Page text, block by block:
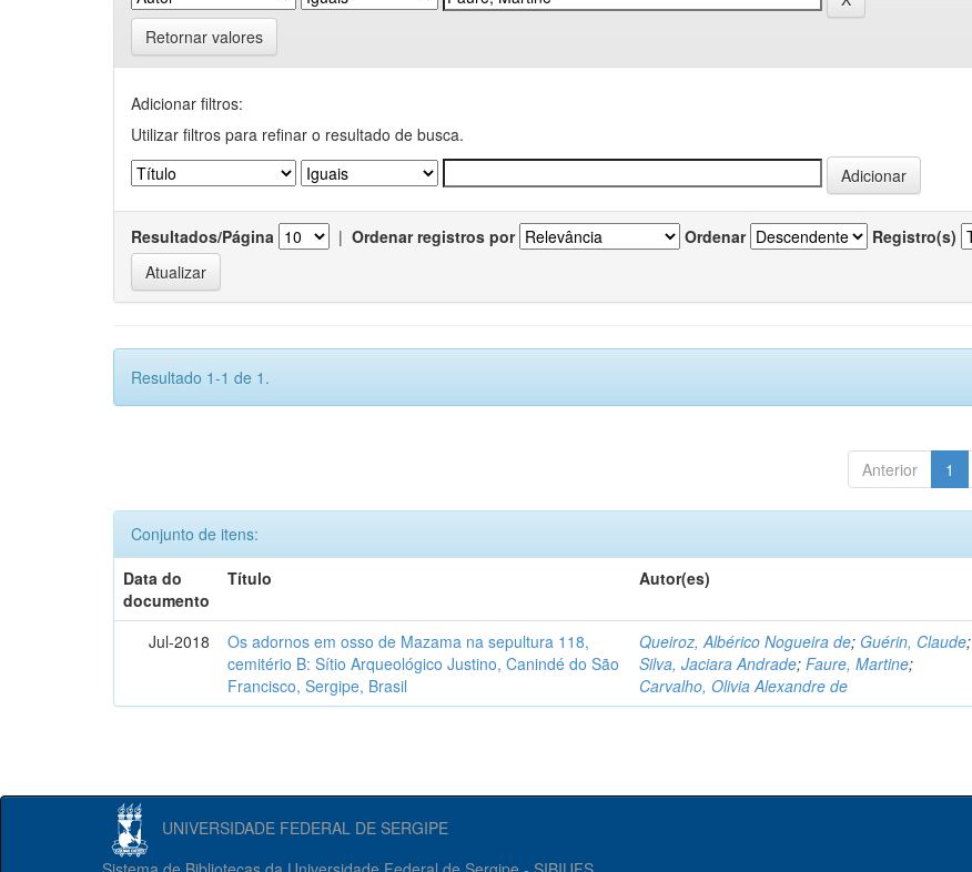
Retornar valores
Adicionar filtros:
Utilizar filtros para refinar o resultado de busca.
Resultados/Página | Ordenar registros por Ordenar Registro(s)
Resultado 1-1 de 1.
Anterior 1
Conjunto de itens:
Data do
documento
Título Autor(es)
Jul-2018
Os adornos em osso de Mazama na sepultura 118,
cemitério B: Sítio Arqueológico Justino, Canindé do São
Francisco, Sergipe, Brasil
Queiroz, Albérico Nogueira de; Guérin, Claude;
Silva, Jaciara Andrade;Faure, Martine;
Carvalho, Olivia Alexandre de
UNIVERSIDADE FEDERAL DE SERGIPE